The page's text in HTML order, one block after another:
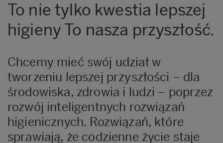
To nie tylko kwestia lepszej
higieny To nasza przyszłość.
Chcemy mieć swój udział w
tworzeniu lepszej przyszłości – dla
środowiska, zdrowia i ludzi – poprzez
rozwój inteligentnych rozwiązań
higienicznych. Rozwiązań, które
sprawiają, że codzienne życie staje